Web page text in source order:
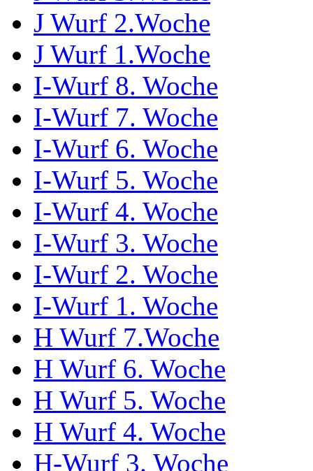
J Wurf 2.Woche
J Wurf 1.Woche
I-Wurf 8. Woche
I-Wurf 7. Woche
I-Wurf 6. Woche
I-Wurf 5. Woche
I-Wurf 4. Woche
I-Wurf 3. Woche
I-Wurf 2. Woche
I-Wurf 1. Woche
H Wurf 7.Woche
H Wurf 6. Woche
H Wurf 5. Woche
H Wurf 4. Woche
H-Wurf 3. Woche